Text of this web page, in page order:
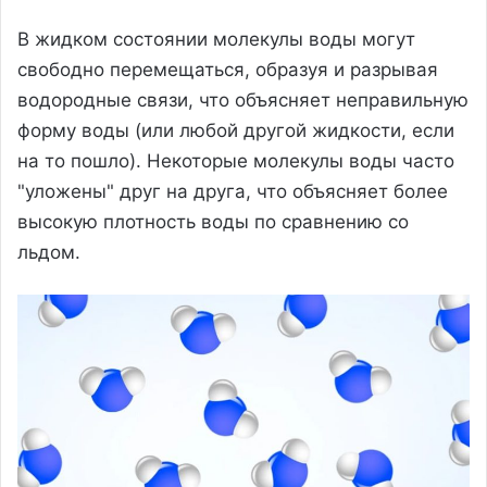
В жидком состоянии молекулы воды могут
свободно перемещаться, образуя и разрывая
водородные связи, что объясняет неправильную
форму воды (или любой другой жидкости, если
на то пошло). Некоторые молекулы воды часто
"уложены" друг на друга, что объясняет более
высокую плотность воды по сравнению со
льдом.